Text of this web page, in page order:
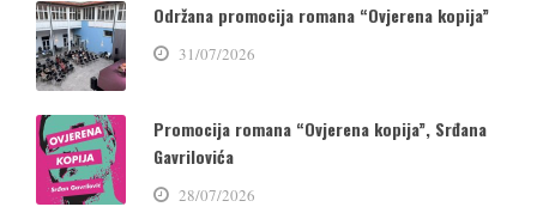
Održana promocija romana “Ovjerena kopija”
31/07/2026
Promocija romana “Ovjerena kopija”, Srđana
Gavrilovića
28/07/2026